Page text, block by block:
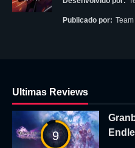
Publicado por:
Ultimas Reviews
9